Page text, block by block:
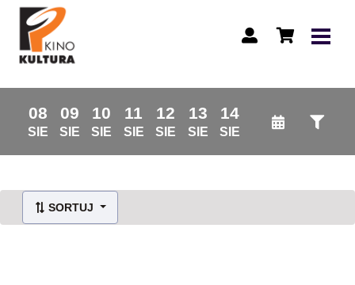
08
SIE
09
SIE
10
SIE
11
SIE
12
SIE
13
SIE
14
SIE
SORTUJ